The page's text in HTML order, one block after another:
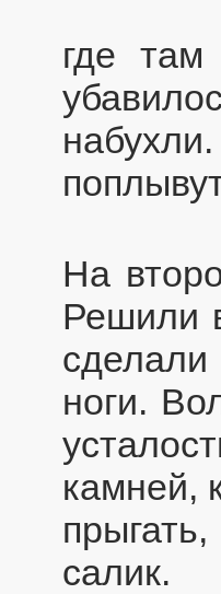
где
На
Решили
ноги.
камней,
салик.